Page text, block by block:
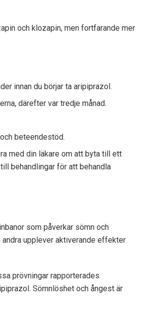
och klozapin, men fortfarande mer
innan du börjar ta aripiprazol.
därefter var tredje månad.
beteendestöd.
med din läkare om att byta till ett
behandlingar för att behandla
som påverkar sömn och
upplever aktiverande effekter
prövningar rapporterades
Sömnlöshet och ångest är